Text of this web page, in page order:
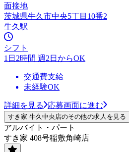
面接地
茨城県牛久市中央5丁目10番2
牛久駅
シフト
1日2時間 週2日からOK
交通費支給
未経験OK
詳細を見る 応募画面に進む
すき家 牛久中央店のその他の求人を見る
アルバイト・パート
すき家 408号稲敷角崎店